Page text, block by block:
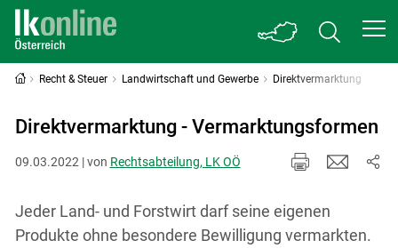
Recht & Steuer Landwirtschaft und Gewerbe Direktvermarktung
Direktvermarktung - Vermarktungsformen
09.03.2022 | von Rechtsabteilung, LK OÖ
Jeder Land- und Forstwirt darf seine eigenen
Produkte ohne besondere Bewilligung vermarkten.